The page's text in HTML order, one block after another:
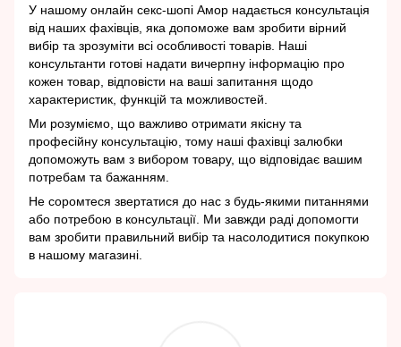
У нашому онлайн секс-шопі Амор надається консультація
від наших фахівців, яка допоможе вам зробити вірний
вибір та зрозуміти всі особливості товарів. Наші
консультанти готові надати вичерпну інформацію про
кожен товар, відповісти на ваші запитання щодо
характеристик, функцій та можливостей.
Ми розуміємо, що важливо отримати якісну та
професійну консультацію, тому наші фахівці залюбки
допоможуть вам з вибором товару, що відповідає вашим
потребам та бажанням.
Не соромтеся звертатися до нас з будь-якими питаннями
або потребою в консультації. Ми завжди раді допомогти
вам зробити правильний вибір та насолодитися покупкою
в нашому магазині.